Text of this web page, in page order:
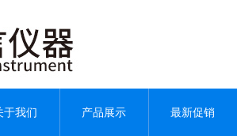
于我们 产品展示 最新促销